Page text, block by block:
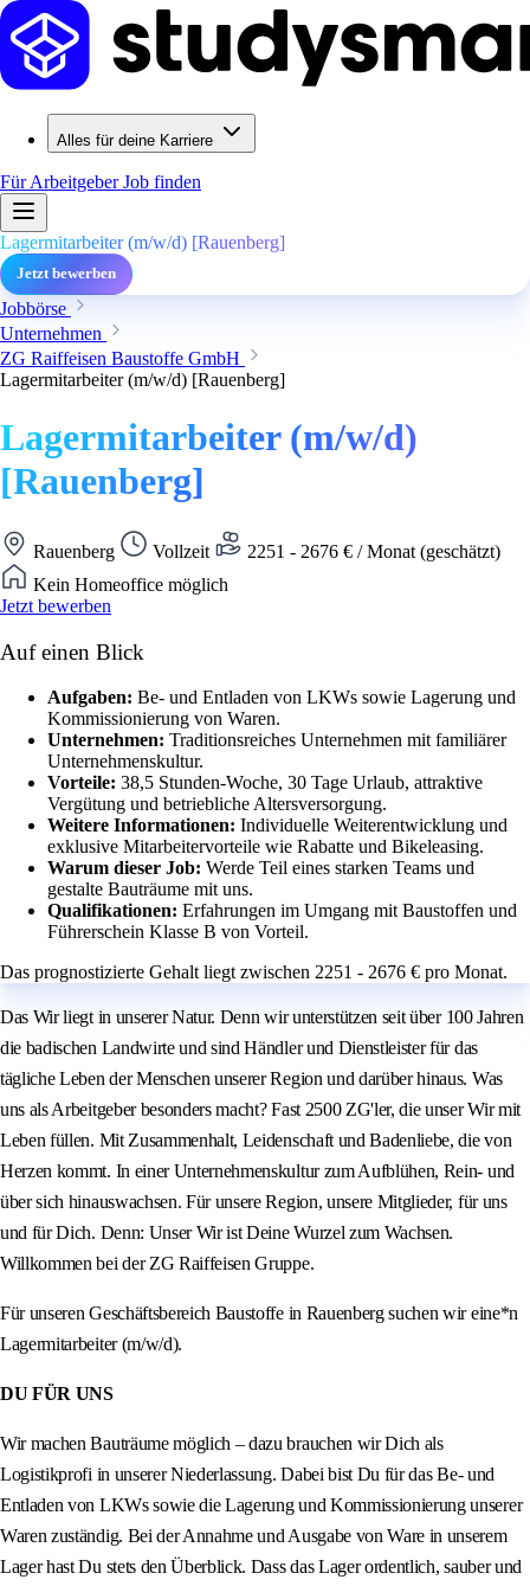
Alles für deine Karriere
Für ArbeitgeberJob finden
Lagermitarbeiter (m/w/d) [Rauenberg]
Jetzt bewerben
Jobbörse
Unternehmen
ZG Raiffeisen Baustoffe GmbH
Lagermitarbeiter (m/w/d) [Rauenberg]
Lagermitarbeiter (m/w/d)
[Rauenberg]
Rauenberg Vollzeit
2251 - 2676 € / Monat (geschätzt)
Kein Homeoffice möglich
Jetzt bewerben
Auf einen Blick
Aufgaben: Be- und Entladen von LKWs sowie Lagerung und
Kommissionierung von Waren.
Unternehmen: Traditionsreiches Unternehmen mit familiärer
Unternehmenskultur.
Vorteile: 38,5 Stunden-Woche, 30 Tage Urlaub, attraktive
Vergütung und betriebliche Altersversorgung.
Weitere Informationen: Individuelle Weiterentwicklung und
exklusive Mitarbeitervorteile wie Rabatte und Bikeleasing.
Warum dieser Job: Werde Teil eines starken Teams und
gestalte Bauträume mit uns.
Qualifikationen: Erfahrungen im Umgang mit Baustoffen und
Führerschein Klasse B von Vorteil.
Das prognostizierte Gehalt liegt zwischen 2251 - 2676 € pro Monat.
Das Wir liegt in unserer Natur. Denn wir unterstützen seit über 100 Jahren
die badischen Landwirte und sind Händler und Dienstleister für das
tägliche Leben der Menschen unserer Region und darüber hinaus. Was
uns als Arbeitgeber besonders macht? Fast 2500 ZG'ler, die unser Wir mit
Leben füllen. Mit Zusammenhalt, Leidenschaft und Badenliebe, die von
Herzen kommt. In einer Unternehmenskultur zum Aufblühen, Rein- und
über sich hinauswachsen. Für unsere Region, unsere Mitglieder, für uns
und für Dich. Denn: Unser Wir ist Deine Wurzel zum Wachsen.
Willkommen bei der ZG Raiffeisen Gruppe.
Für unseren Geschäftsbereich Baustoffe in Rauenberg suchen wir eine*n
Lagermitarbeiter (m/w/d).
DU FÜR UNS
Wir machen Bauträume möglich – dazu brauchen wir Dich als
Logistikprofi in unserer Niederlassung. Dabei bist Du für das Be- und
Entladen von LKWs sowie die Lagerung und Kommissionierung unserer
Waren zuständig. Bei der Annahme und Ausgabe von Ware in unserem
Lager hast Du stets den Überblick. Dass das Lager ordentlich, sauber und